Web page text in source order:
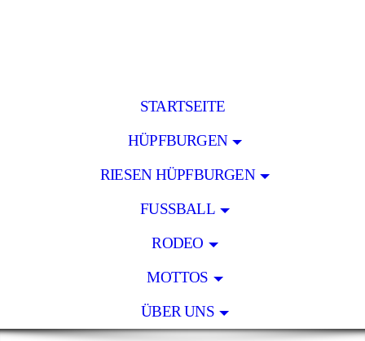
STARTSEITE
HÜPFBURGEN
RIESEN HÜPFBURGEN
FUSSBALL
RODEO
MOTTOS
ÜBER UNS